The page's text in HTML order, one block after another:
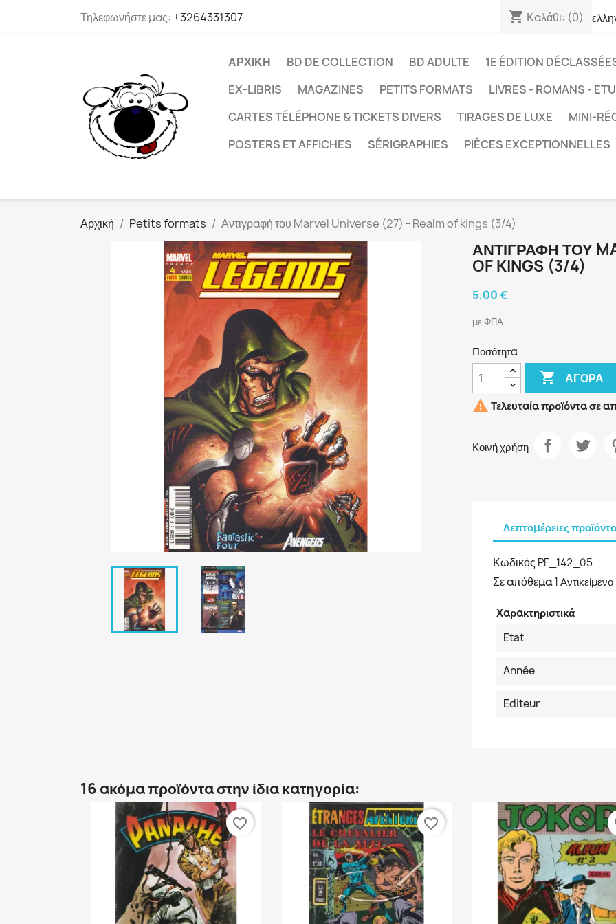
Τηλεφωνήστε μας: +3264331307 shopping_cart Καλάθι: (0)
ΑΡΧΙΚΉ BD DE COLLECTION BD ADULTE 1E ÉDITION
EX-LIBRIS
MAGAZINES PETITS FORMATS LIVRES - ROMANS -
CARTES TÉLÉPHONE & TICKETS DIVERS
TIRAGES DE LUXE
MINI-
POSTERS ET AFFICHES
SÉRIGRAPHIES PIÈCES EXCEPTIONNELLES
Αρχική Petits formats Αντιγραφή του Marvel Universe (27) - Realm of kings (3/4)
ΑΝΤΙΓΡΑΦΉ ΤΟΥ
OF KINGS (3/4)
5,00 €
με ΦΠΑ
Ποσότητα
 ΑΓΟΡΆ
 Τελευταία προϊόντα σε
Κοινή χρήση
Λεπτομέρειες
Κωδικός PF_142_05
Σε απόθεμα1 Αντικείμενο
Χαρακτηριστικά
Etat
Année
Editeur
16 ακόμα προϊόντα στην ίδια κατηγορία:
favorite_border favorite_border